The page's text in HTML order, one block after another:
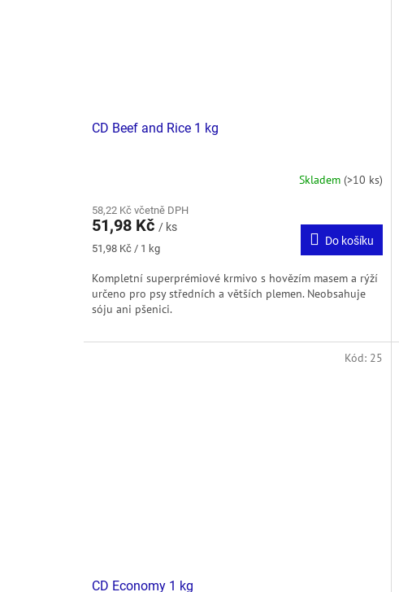
CD Beef and Rice 1 kg
Skladem(>10 ks)
58,22 Kč včetně DPH
51,98 Kč / ks
Měrná
51,98 Kč / 1 kg
Do košíku
Kompletní superprémiové krmivo s hovězím masem a rýží
určeno pro psy středních a větších plemen. Neobsahuje
sóju ani pšenici.
CD Economy 1 kg
Kód: 25